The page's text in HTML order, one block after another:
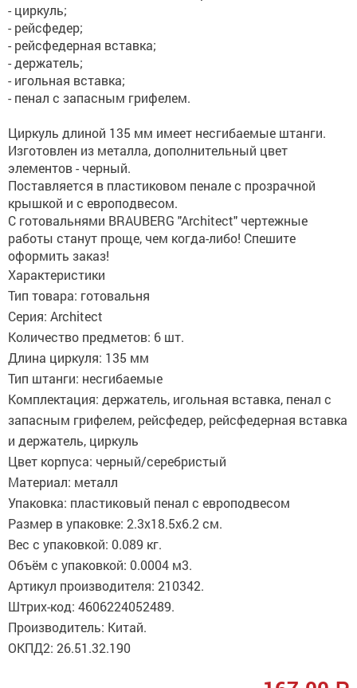
- циркуль;
- рейсфедер;
- рейсфедерная вставка;
- держатель;
- игольная вставка;
- пенал с запасным грифелем.
Циркуль длиной 135 мм имеет несгибаемые штанги.
Изготовлен из металла, дополнительный цвет
элементов - черный.
Поставляется в пластиковом пенале с прозрачной
крышкой и с европодвесом.
С готовальнями BRAUBERG "Architect" чертежные
работы станут проще, чем когда-либо! Спешите
оформить заказ!
Характеристики
Тип товара: готовальня
Серия: Architect
Количество предметов: 6 шт.
Длина циркуля: 135 мм
Тип штанги: несгибаемые
Комплектация: держатель, игольная вставка, пенал с
запасным грифелем, рейсфедер, рейсфедерная вставка
и держатель, циркуль
Цвет корпуса: черный/серебристый
Материал: металл
Упаковка: пластиковый пенал с европодвесом
Размер в упаковке: 2.3x18.5x6.2 см.
Вес с упаковкой: 0.089 кг.
Объём с упаковкой: 0.0004 м3.
Артикул производителя: 210342.
Штрих-код: 4606224052489.
Производитель: Китай.
ОКПД2: 26.51.32.190